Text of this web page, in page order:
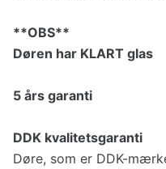
**OBS**
Døren har KLART glas
5 års garanti
DDK kvalitetsgaranti
Døre, som er DDK-